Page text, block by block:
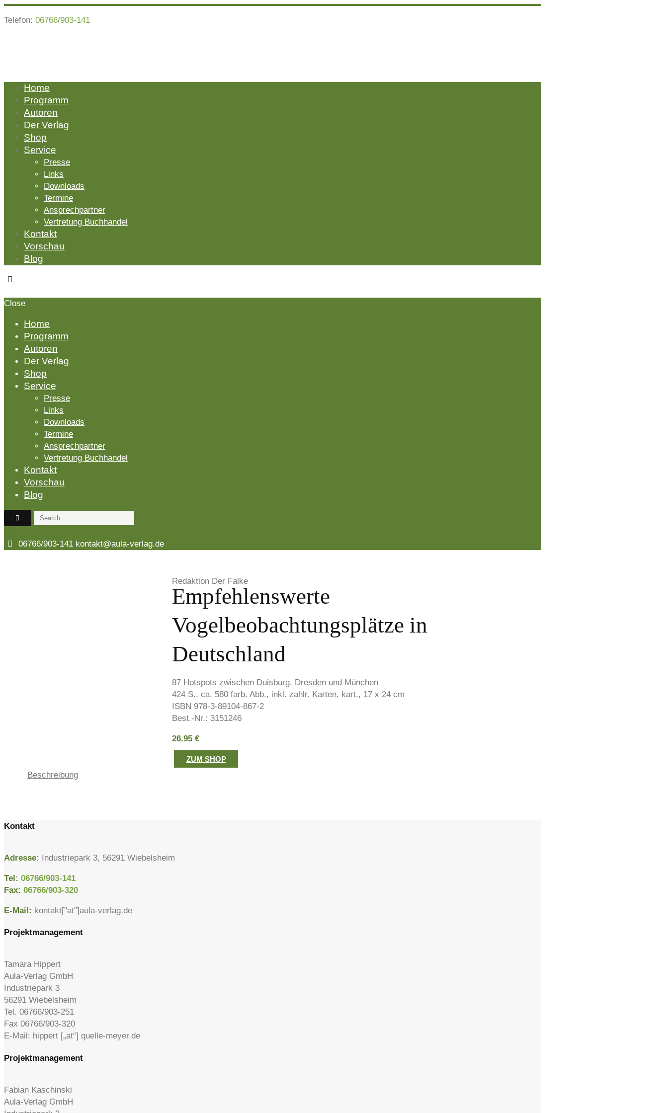
Telefon: 06766/903-141
Home
Programm
Autoren
Der Verlag
Shop
Service
Presse
Links
Downloads
Termine
Ansprechpartner
Vertretung Buchhandel
Kontakt
Vorschau
Blog
Close
Home
Programm
Autoren
Der Verlag
Shop
Service
Presse
Links
Downloads
Termine
Ansprechpartner
Vertretung Buchhandel
Kontakt
Vorschau
Blog
06766/903-141 kontakt@aula-verlag.de
Redaktion Der Falke
Empfehlenswerte
Vogelbeobachtungsplätze in
Deutschland
87 Hotspots zwischen Duisburg, Dresden und München
424 S., ca. 580 farb. Abb., inkl. zahlr. Karten, kart., 17 x 24 cm
ISBN 978-3-89104-867-2
Best.-Nr.: 3151246
26.95€
ZUM SHOP
Beschreibung
Kontakt
Adresse: Industriepark 3, 56291 Wiebelsheim
Tel: 06766/903-141
Fax: 06766/903-320
E-Mail: kontakt["at"]aula-verlag.de
Projektmanagement
Tamara Hippert
Aula-Verlag GmbH
Industriepark 3
56291 Wiebelsheim
Tel. 06766/903-251
Fax 06766/903-320
E-Mail: hippert [„at“] quelle-meyer.de
Projektmanagement
Fabian Kaschinski
Aula-Verlag GmbH